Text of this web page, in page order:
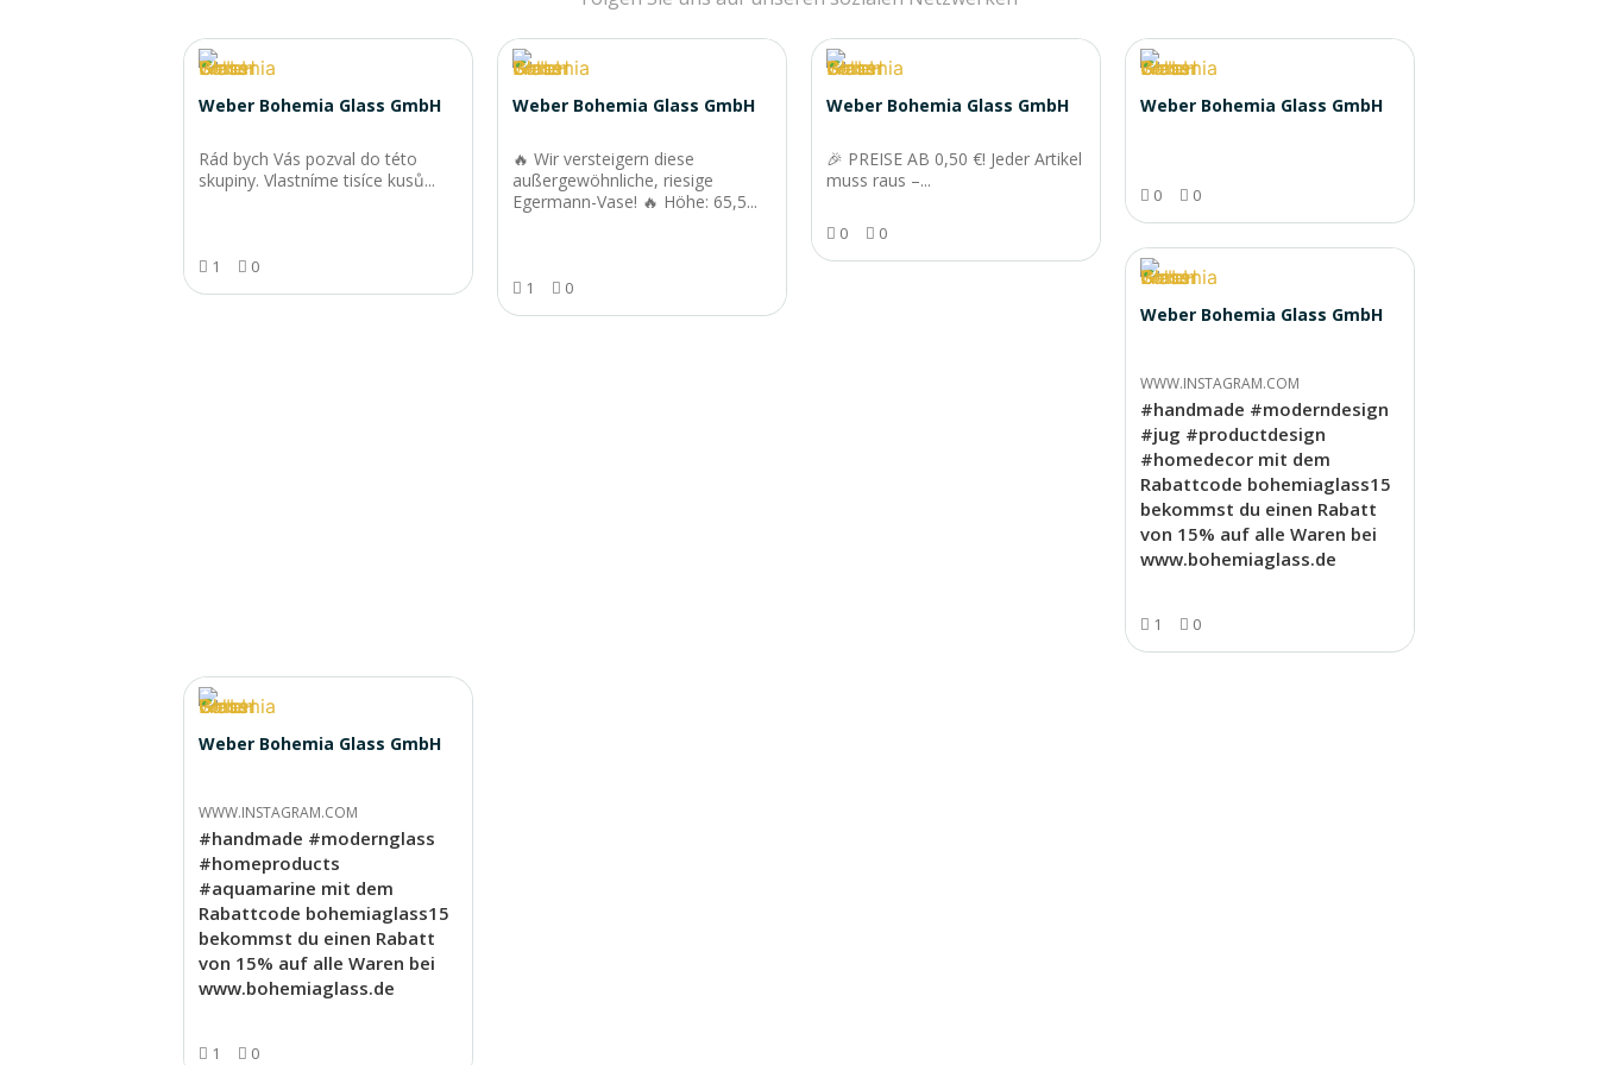
Weber Bohemia Glass GmbH
Rád bych Vás pozval do této
skupiny. Vlastníme tisíce kusů...
1 0
Weber Bohemia Glass GmbH
🔥 Wir versteigern diese
außergewöhnliche, riesige
Egermann-Vase! 🔥 Höhe: 65,5...
1 0
Weber Bohemia Glass GmbH
🎉 PREISE AB 0,50 €! Jeder Artikel
muss raus –...
0 0
Weber Bohemia Glass GmbH
0 0
Weber Bohemia Glass GmbH
WWW.INSTAGRAM.COM
#handmade #moderndesign
#jug #productdesign
#homedecor mit dem
Rabattcode bohemiaglass15
bekommst du einen Rabatt
von 15% auf alle Waren bei
www.bohemiaglass.de
1 0
Weber Bohemia Glass GmbH
WWW.INSTAGRAM.COM
#handmade #modernglass
#homeproducts
#aquamarine mit dem
Rabattcode bohemiaglass15
bekommst du einen Rabatt
von 15% auf alle Waren bei
www.bohemiaglass.de
1 0